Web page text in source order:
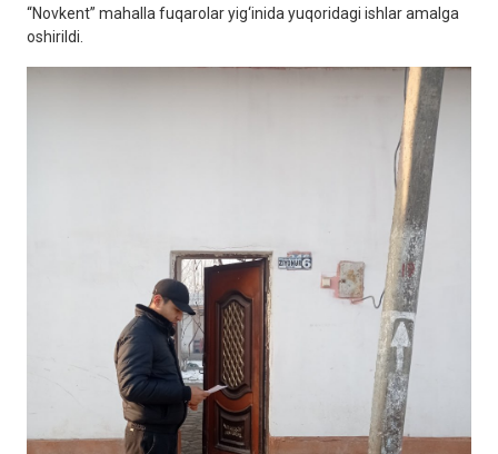
“Novkent” mahalla fuqarolar yig‘inida yuqoridagi ishlar amalga
oshirildi.